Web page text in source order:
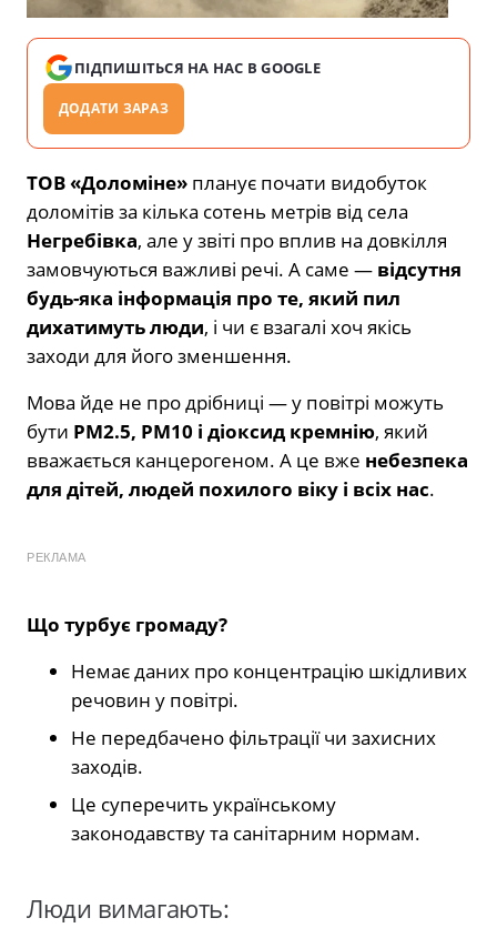
ПІДПИШІТЬСЯ НА НАС В GOOGLE
ДОДАТИ ЗАРАЗ
ТОВ «Доломіне» планує почати видобуток
доломітів за кілька сотень метрів від села
Негребівка, але у звіті про вплив на довкілля
замовчуються важливі речі. А саме — відсутня
будь-яка інформація про те, який пил
дихатимуть люди, і чи є взагалі хоч якісь
заходи для його зменшення.
Мова йде не про дрібниці — у повітрі можуть
бути PM2.5, PM10 і діоксид кремнію, який
вважається канцерогеном. А це вже небезпека
для дітей, людей похилого віку і всіх нас.
РЕКЛАМА
Що турбує громаду?
Немає даних про концентрацію шкідливих
речовин у повітрі.
Не передбачено фільтрації чи захисних
заходів.
Це суперечить українському
законодавству та санітарним нормам.
Люди вимагають: